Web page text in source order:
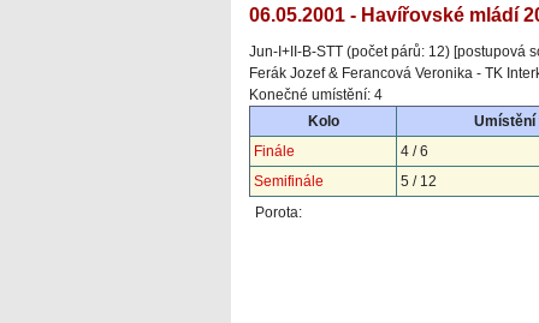
06.05.2001 - Havířovské mládí
Jun-I+II-B-STT (počet párů: 12) [postupová
Ferák Jozef & Ferancová Veronika - TK
Konečné umístění: 4
Kolo
Umístění
Finále
4 / 6
Semifinále
5 / 12
Porota: